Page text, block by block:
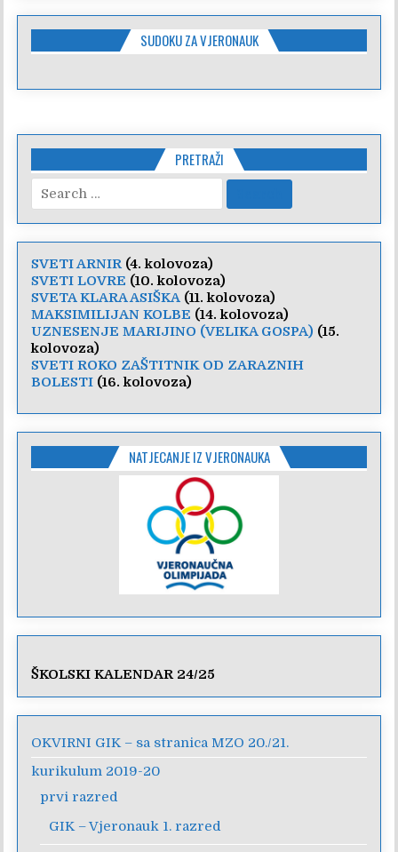
SUDOKU ZA VJERONAUK
PRETRAŽI
Search
for:
SVETI ARNIR(4. kolovoza)
SVETI LOVRE (10. kolovoza)
SVETA KLARA ASIŠKA (11. kolovoza)
MAKSIMILIJAN KOLBE (14. kolovoza)
UZNESENJE MARIJINO (VELIKA GOSPA) (15.
kolovoza)
SVETI ROKO ZAŠTITNIK OD ZARAZNIH
BOLESTI (16. kolovoza)
NATJECANJE IZ VJERONAUKA
ŠKOLSKI KALENDAR 24/25
OKVIRNI GIK – sa stranica MZO 20./21.
kurikulum 2019-20
prvi razred
GIK – Vjeronauk 1. razred